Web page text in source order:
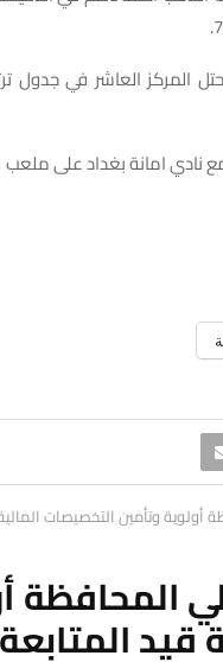
رفع فريق الغراف رصيده إلى النقطة 20، ليحتل
نادي امانة بغداد على ملعب
وتأمين التخصيصات
المحافظة
قيد المتابعة